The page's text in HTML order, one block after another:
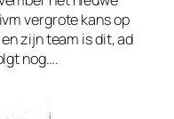
vergrote kans op
zijn team is dit, ad
nog….